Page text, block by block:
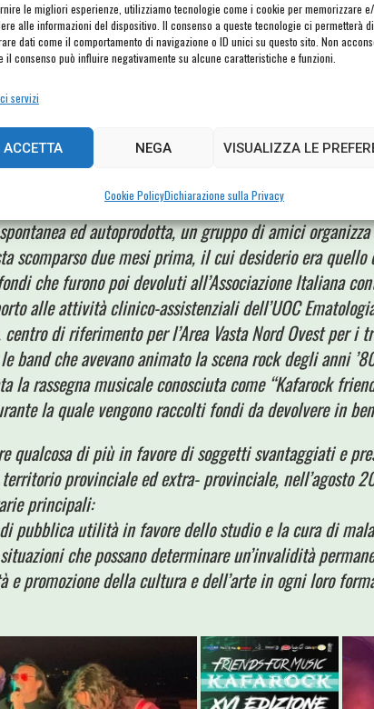
le migliori esperienze, utilizziamo tecnologie come i cookie per memorizzare
alle informazioni del dispositivo. Il consenso a queste tecnologie ci permetterà di
dati come il comportamento di navigazione o ID unici su questo sito. Non
il consenso può influire negativamente su alcune caratteristiche e funzioni.
servizi
ACCETTA NEGA VISUALIZZA LE
Cookie PolicyDichiarazione sulla Privacy
tante (potete intanto recuperare le esibizioni
ma preferiamo ringraziare di cuore gli
prossima puntata del nostro gemellaggio sarà il
band sul palco!!!), e lasciare con un abbraccio la
più adatta a raccontarci qualcosa di più su
ed autoprodotta, un gruppo di amici
scomparso due mesi prima, il cui desiderio era
che furono poi devoluti all’Associazione Italiana
alle attività clinico-assistenziali dell’UOC
di riferimento per l’Area Vasta Nord Ovest per i
band che avevano animato la scena rock degli anni
la rassegna musicale conosciuta come “Kafarock
la quale vengono raccolti fondi da devolvere in
qualcosa di più in favore di soggetti svantaggiati e
provinciale ed extra- provinciale, nell’agosto
principali:
utilità in favore dello studio e la cura di
che possano determinare un’invalidità
della cultura e dell’arte in ogni loro forma